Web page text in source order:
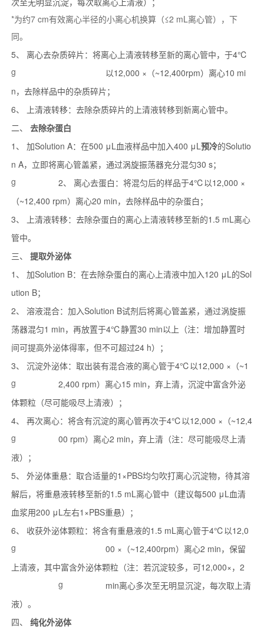
*为约7 cm有效离心半径的小离心机换算（≤2 mL离心管），下
同。
5、 离心去杂质碎片：将离心上清液转移至新的离心管中，于4℃
以12,000 ×
g （~12,400rpm）离心10 mi
n，去除样品中的杂质碎片；
6、 上清液转移：去除杂质碎片的上清液转移到新离心管中。
二、 去除杂蛋白
1、 加Solution A：在500 μL血液样品中加入400 μL预冷的Solutio
n A，立即将离心管盖紧，通过涡旋振荡器充分混匀30 s；
2、 离心去蛋白：将混匀后的样品于4℃以12,000 ×
g
（~12,400 rpm）离心20 min，去除样品中的杂蛋白；
3、 上清液转移：去除杂蛋白的离心上清液转移至新的1.5 mL离心
管中。
三、 提取外泌体
1、 加Solution B：在去除杂蛋白的离心上清液中加入120 μL的Sol
ution B；
2、 溶液混合：加入Solution B试剂后将离心管盖紧，通过涡旋振
荡器混匀1 min，再放置于4℃静置30 min以上（注：增加静置时
间可提高外泌体得率，但不可超过24 h）；
3、 沉淀外泌体：取出装有混合液的离心管于4℃以12,000 ×
g
（~1
2,400 rpm）离心15 min，弃上清，沉淀中富含外泌
体颗粒（尽可能吸尽上清液）；
4、 再次离心：将含有沉淀的离心管再次于4℃以12,000 ×
g
（~12,4
00 rpm）离心2 min，弃上清（注：尽可能吸尽上清
液）；
5、 外泌体重悬：取合适量的1×PBS均匀吹打离心沉淀物，待其溶
解后，将重悬液转移至新的1.5 mL离心管中（建议每500 μL血清
血浆用200 μL左右1×PBS重悬）；
6、 收获外泌体颗粒：将含有重悬液的1.5 mL离心管于4℃以12,0
00 ×
g （~12,400rpm）离心2 min，保留
上清液，其中富含外泌体颗粒（注：若沉淀较多，可12,000×
g
，2
min离心多次至无明显沉淀，每次取上清
液）。
四、 纯化外泌体